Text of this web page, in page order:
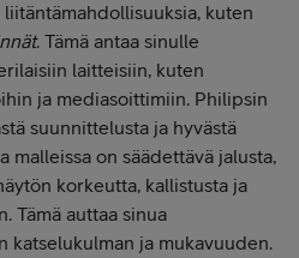
liitäntämahdollisuuksia, kuten
. Tämä antaa sinulle
laitteisiin, kuten
ja mediasoittimiin. Philipsin
suunnittelusta ja hyvästä
malleissa on säädettävä jalusta,
korkeutta, kallistusta ja
Tämä auttaa sinua
katselukulman ja mukavuuden.